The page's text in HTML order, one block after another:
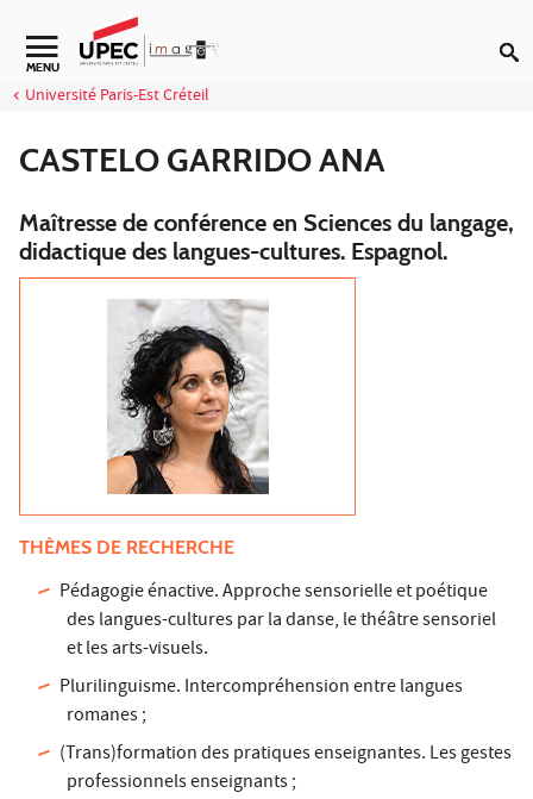
Aller au contenu
Navigation secondaire
MENU
Université Paris-Est Créteil
CASTELO GARRIDO ANA
Maîtresse de conférence en Sciences du langage,
didactique des langues-cultures. Espagnol.
THÈMES DE RECHERCHE
Pédagogie énactive. Approche sensorielle et poétique
des langues-cultures par la danse, le théâtre sensoriel
et les arts-visuels.
Plurilinguisme. Intercompréhension entre langues
romanes ;
(Trans)formation des pratiques enseignantes. Les gestes
professionnels enseignants ;